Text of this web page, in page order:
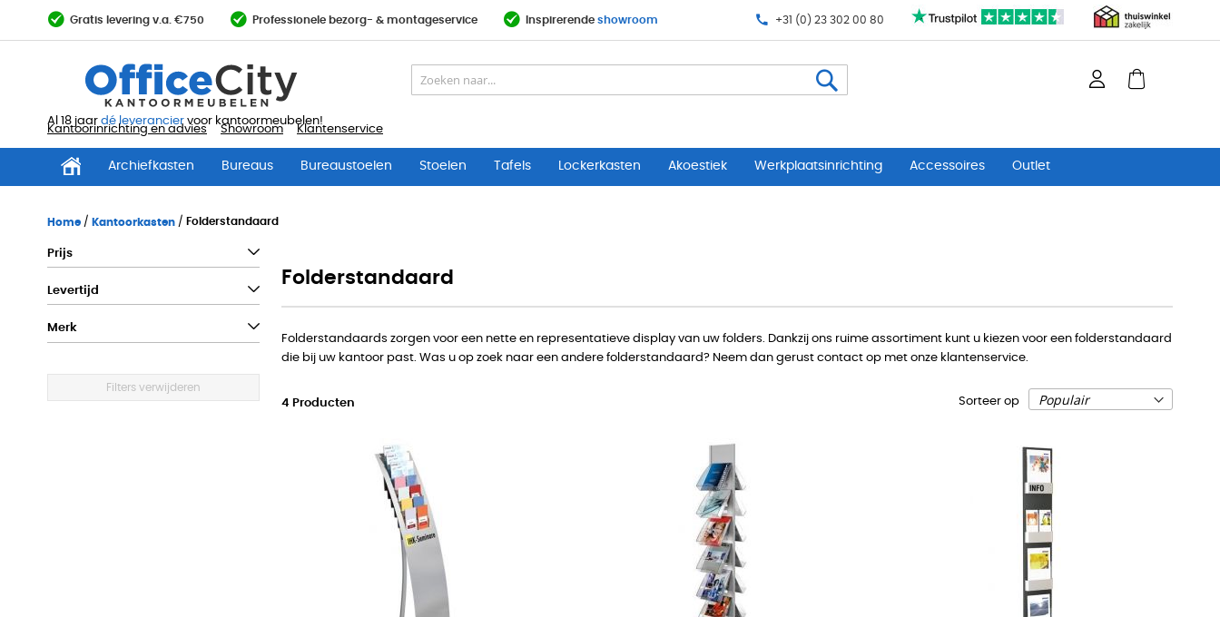
Gratis levering v.a. €750 Professionele bezorg- & montageservice Inspirerende showroom +31 (0) 23 302 00 80
Al 18 jaar dé leverancier voor kantoormeubelen!
Kantoorinrichting en advies Showroom Klantenservice
Archiefkasten Bureaus Bureaustoelen Stoelen Tafels Lockerkasten Akoestiek Werkplaatsinrichting Accessoires Outlet
Home Kantoorkasten Folderstandaard
Folderstandaard
Folderstandaards zorgen voor een nette en representatieve display van uw folders. Dankzij ons ruime assortiment kunt u kiezen voor een folderstandaard
die bij uw kantoor past. Was u op zoek naar een andere folderstandaard? Neem dan gerust contact op met onze klantenservice.
4 Producten Sorteer op
Prijs
Levertijd
Merk
Filters verwijderen